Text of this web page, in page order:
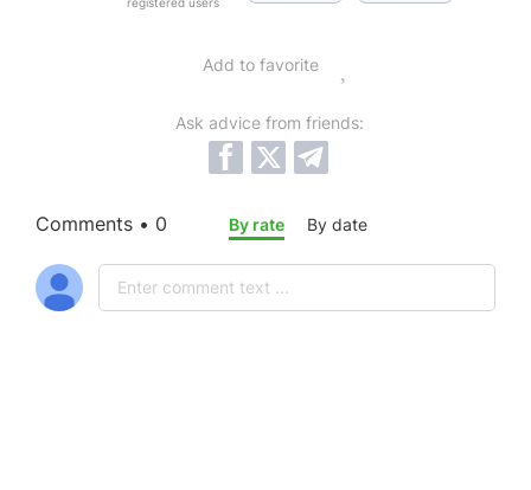
Add to favorite
Ask advice from friends:
Comments • 0 By rate By date